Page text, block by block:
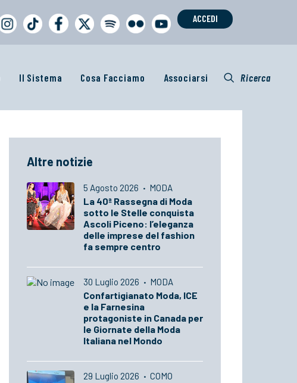
ACCEDI
Il Sistema Cosa Facciamo Associarsi Ricerca
Altre notizie
5 Agosto 2026 · MODA
La 40ª Rassegna di Moda
sotto le Stelle conquista
Ascoli Piceno: l’eleganza
delle imprese del fashion
fa sempre centro
30 Luglio 2026 · MODA
Confartigianato Moda, ICE
e la Farnesina
protagoniste in Canada per
le Giornate della Moda
Italiana nel Mondo
29 Luglio 2026 · COMO